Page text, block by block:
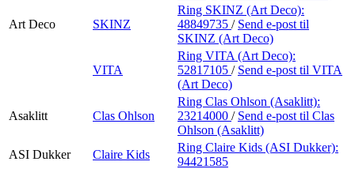
Art Deco SKINZ
Ring SKINZ (Art Deco):
48849735 / Send e-post til
SKINZ (Art Deco)
VITA
Ring VITA (Art Deco):
52817105 / Send e-post til VITA
(Art Deco)
Asaklitt Clas Ohlson
Ring Clas Ohlson (Asaklitt):
23214000 / Send e-post til Clas
Ohlson (Asaklitt)
ASI Dukker
Claire Kids
Ring Claire Kids (ASI Dukker):
94421585